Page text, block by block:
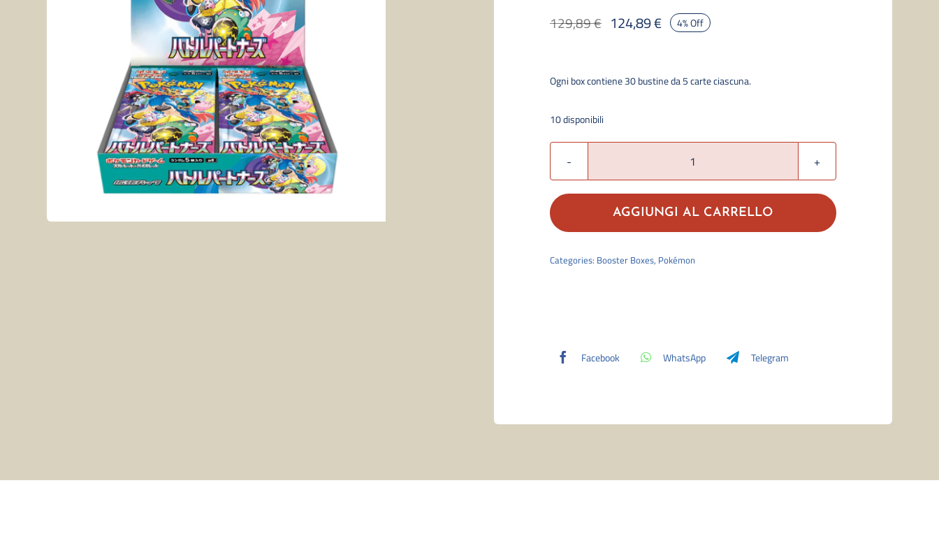
129,89€
Il
originale
129,89 €.
124,89€
Il
attuale
124,89 €.
4% Off
Ogni box contiene 30 bustine da 5 carte ciascuna.
10 disponibili
Battle
Partners
Booster
Box
Japanese
AGGIUNGI AL CARRELLO
Categories: Booster Boxes, Pokémon
Facebook WhatsApp Telegram